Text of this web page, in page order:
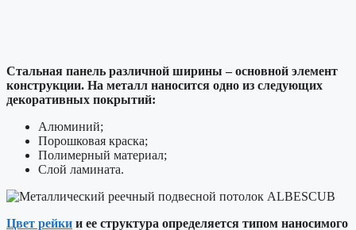
Стальная панель различной ширины – основной элемент
конструкции. На металл наносится одно из следующих
декоративных покрытий:
Алюминий;
Порошковая краска;
Полимерный материал;
Слой ламината.
Цвет рейки и ее структура определяется типом наносимого